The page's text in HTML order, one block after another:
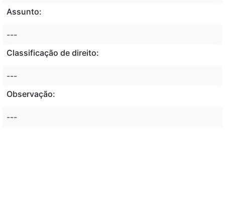
Assunto:
---
Classificação de direito:
---
Observação:
---